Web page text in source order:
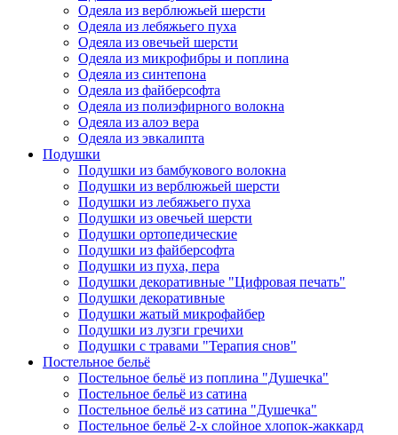
Одеяла из верблюжьей шерсти
Одеяла из лебяжьего пуха
Одеяла из овечьей шерсти
Одеяла из микрофибры и поплина
Одеяла из синтепона
Одеяла из файберсофта
Одеяла из полиэфирного волокна
Одеяла из алоэ вера
Одеяла из эвкалипта
Подушки
Подушки из бамбукового волокна
Подушки из верблюжьей шерсти
Подушки из лебяжьего пуха
Подушки из овечьей шерсти
Подушки ортопедические
Подушки из файберсофта
Подушки из пуха, пера
Подушки декоративные "Цифровая печать"
Подушки декоративные
Подушки жатый микрофайбер
Подушки из лузги гречихи
Подушки с травами "Терапия снов"
Постельное бельё
Постельное бельё из поплина "Душечка"
Постельное бельё из сатина
Постельное бельё из сатина "Душечка"
Постельное бельё 2-х слойное хлопок-жаккард